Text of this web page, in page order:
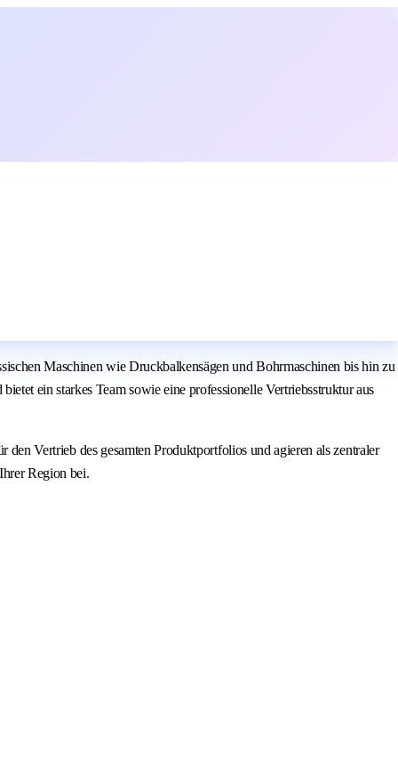
Maschinen wie Druckbalkensägen und Bohrmaschinen bis hin zu
ein starkes Team sowie eine professionelle Vertriebsstruktur aus
Vertrieb des gesamten Produktportfolios und agieren als zentraler
Region bei.